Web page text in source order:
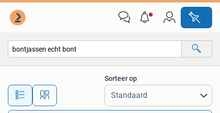
Alle afstanden…
Sorteer op